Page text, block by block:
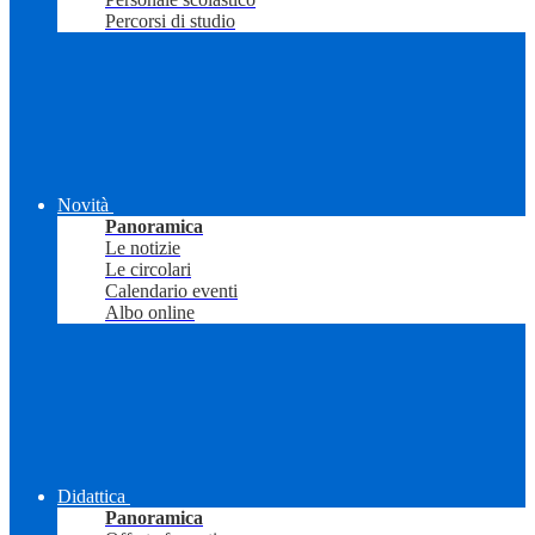
Percorsi di studio
Novità
Panoramica
Le notizie
Le circolari
Calendario eventi
Albo online
Didattica
Panoramica